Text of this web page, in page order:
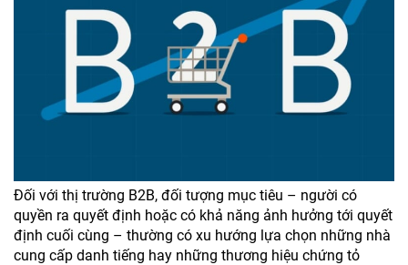
Đối với thị trường B2B, đối tượng mục tiêu – người có
quyền ra quyết định hoặc có khả năng ảnh hưởng tới quyết
định cuối cùng – thường có xu hướng lựa chọn những nhà
cung cấp danh tiếng hay những thương hiệu chứng tỏ